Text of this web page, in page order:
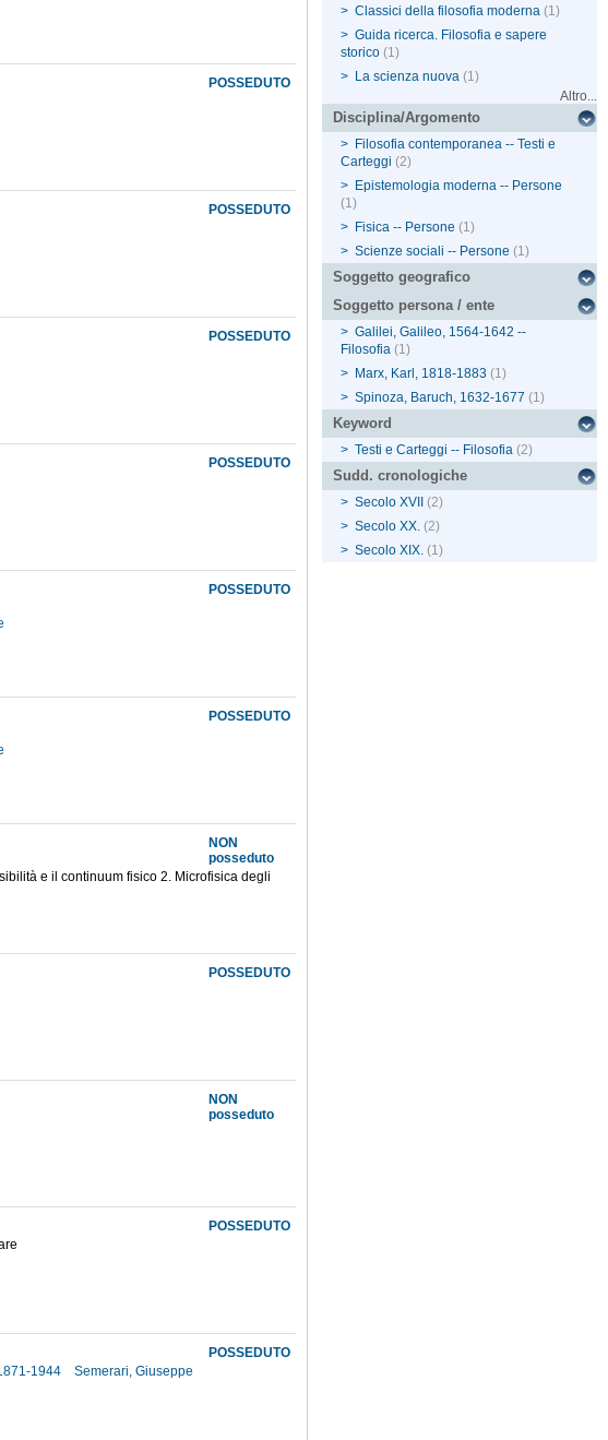
POSSEDUTO
POSSEDUTO
POSSEDUTO
POSSEDUTO
POSSEDUTO
POSSEDUTO
NON
posseduto
e il continuum fisico 2. Microfisica degli
POSSEDUTO
NON
posseduto
POSSEDUTO
POSSEDUTO
1944
Semerari, Giuseppe
> Classici della filosofia moderna (1)
> Guida ricerca. Filosofia e sapere
storico (1)
> La scienza nuova (1)
Altro...
Disciplina/Argomento
> Filosofia contemporanea -- Testi e
Carteggi (2)
> Epistemologia moderna -- Persone
(1)
> Fisica -- Persone (1)
> Scienze sociali -- Persone (1)
Soggetto geografico
Soggetto persona / ente
> Galilei, Galileo, 1564-1642 --
Filosofia (1)
> Marx, Karl, 1818-1883 (1)
> Spinoza, Baruch, 1632-1677 (1)
Keyword
> Testi e Carteggi -- Filosofia (2)
Sudd. cronologiche
> Secolo XVII
(2)
> Secolo XX. (2)
> Secolo XIX. (1)